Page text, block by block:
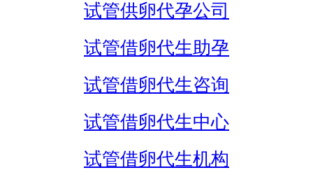
试管供卵代孕公司
试管借卵代生助孕
试管借卵代生咨询
试管借卵代生中心
试管借卵代生机构